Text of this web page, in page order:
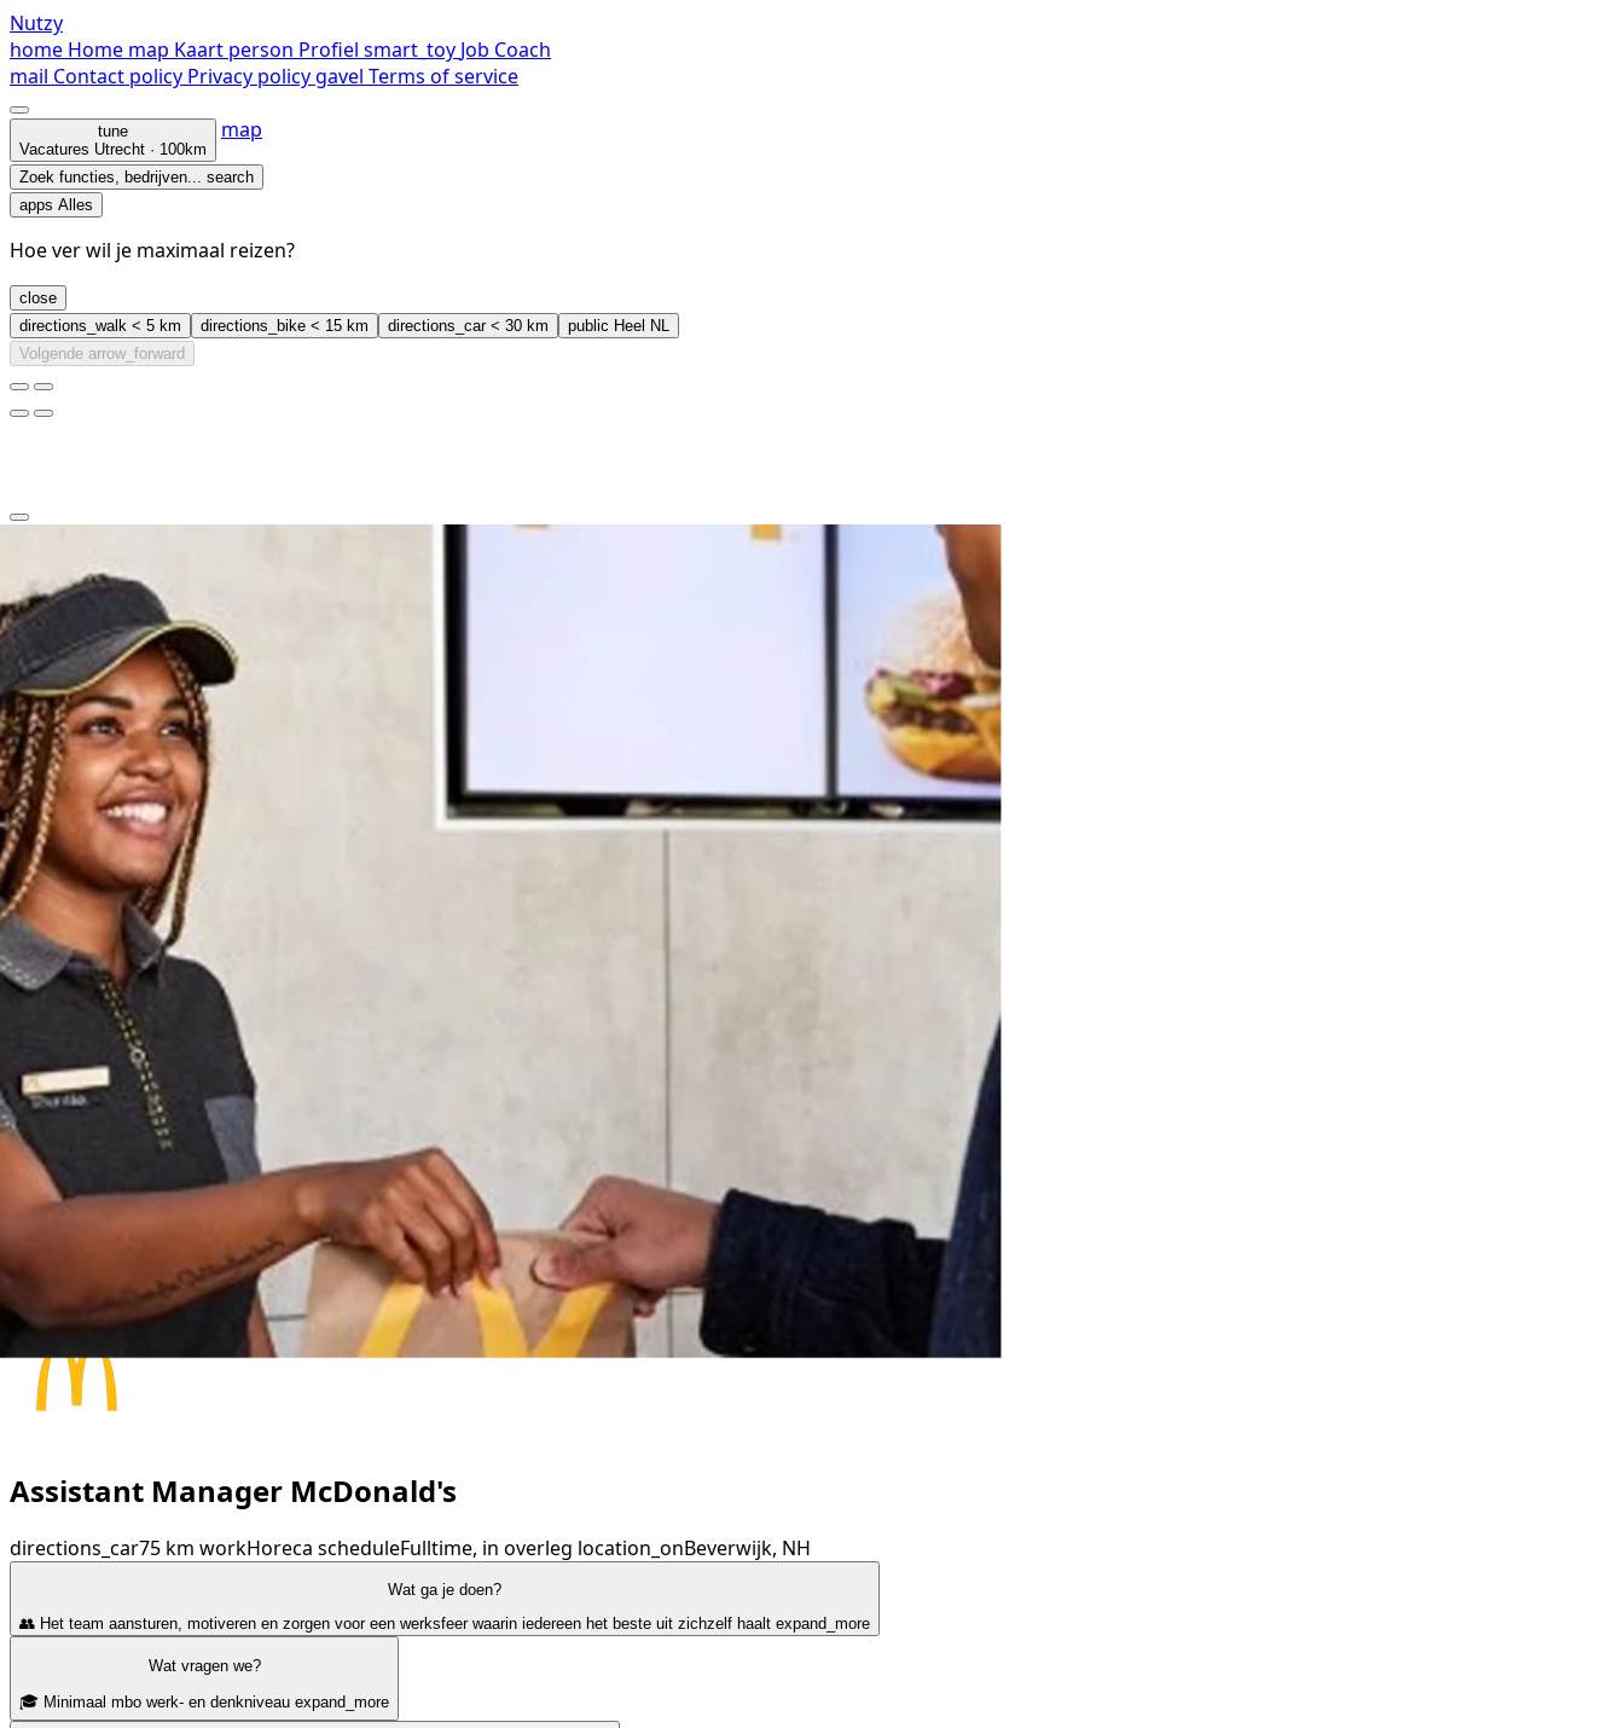
Nutzy
home Home map Kaart person Profiel smart_toy Job Coach
mail Contact policy Privacy policygavel Terms of service
tune
Vacatures Utrecht · 100km
map
Zoek functies, bedrijven... search
apps Alles
Hoe ver wil je maximaal reizen?
close
directions_walk < 5 km directions_bike < 15 km directions_car< 30 km public Heel NL
Volgende arrow_forward
Assistant Manager McDonald's
directions_car75 km workHoreca scheduleFulltime, in overleg location_onBeverwijk, NH
Wat ga je doen?
👥 Het team aansturen, motiveren en zorgen voor een werksfeer waarin iedereen het beste uit zichzelf haalt expand_more
Wat vragen we?
🎓 Minimaal mbo werk- en denkniveau expand_more